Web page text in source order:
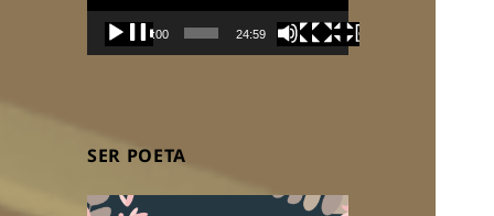
00:00 24:59
SER POETA